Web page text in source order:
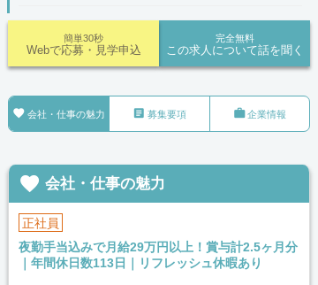
完全無料
この求人について話を聞く
簡単30秒
Webで応募・見学申込
 会社・仕事の魅力  募集要項 企業情報
 会社・仕事の魅力
正社員
夜勤手当込みで月給29万円以上！賞与計2.5ヶ月分
｜年間休日数113日｜リフレッシュ休暇あり